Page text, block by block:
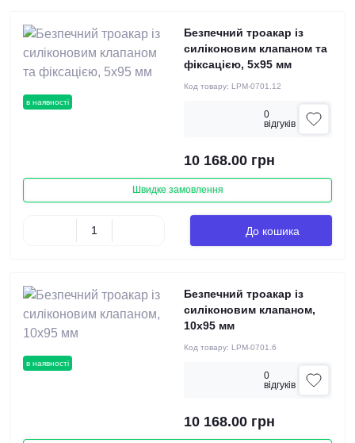
в наявності
Безпечний троакар із
силіконовим клапаном та
фіксацією, 5х95 мм
Код товару: LPM-0701.12
0
вiдгукiв
10 168.00 грн
Швидке замовлення
До кошика
в наявності
Безпечний троакар із
силіконовим клапаном,
10х95 мм
Код товару: LPM-0701.6
0
вiдгукiв
10 168.00 грн